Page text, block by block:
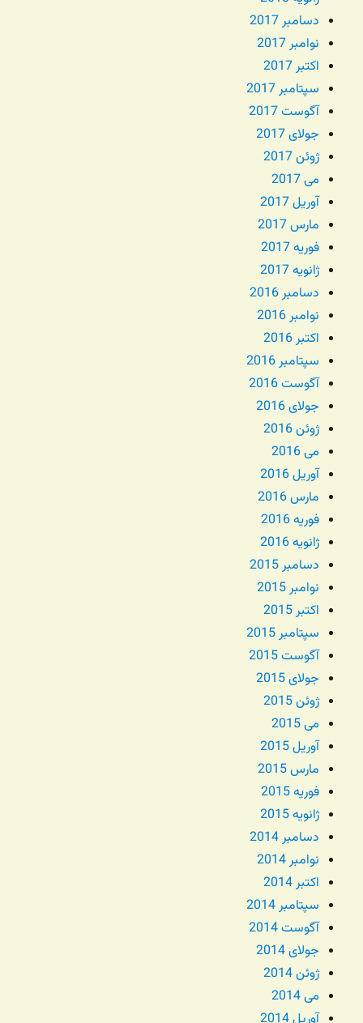
دسامبر 2017
نوامبر 2017
اکتبر 2017
سپتامبر 2017
آگوست 2017
جولای 2017
ژوئن 2017
می 2017
آوریل 2017
مارس 2017
فوریه 2017
ژانویه 2017
دسامبر 2016
نوامبر 2016
اکتبر 2016
سپتامبر 2016
آگوست 2016
جولای 2016
ژوئن 2016
می 2016
آوریل 2016
مارس 2016
فوریه 2016
ژانویه 2016
دسامبر 2015
نوامبر 2015
اکتبر 2015
سپتامبر 2015
آگوست 2015
جولای 2015
ژوئن 2015
می 2015
آوریل 2015
مارس 2015
فوریه 2015
ژانویه 2015
دسامبر 2014
نوامبر 2014
اکتبر 2014
سپتامبر 2014
آگوست 2014
جولای 2014
ژوئن 2014
می 2014